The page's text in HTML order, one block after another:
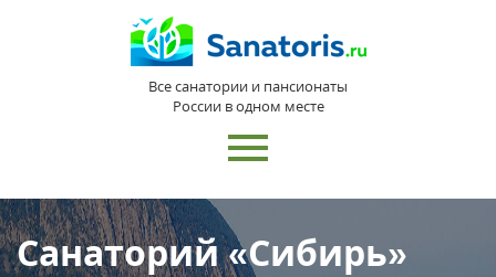
Все санатории и пансионаты
России в одном месте
Санаторий «Сибирь»